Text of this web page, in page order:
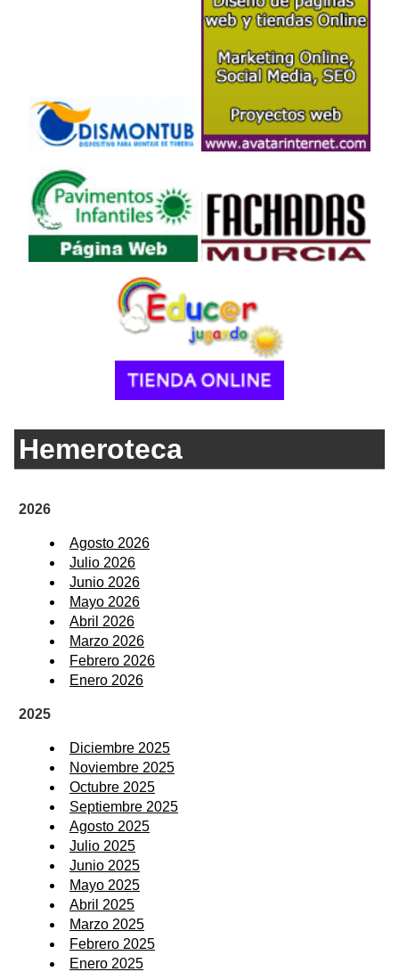
Hemeroteca
2026
Agosto 2026
Julio 2026
Junio 2026
Mayo 2026
Abril 2026
Marzo 2026
Febrero 2026
Enero 2026
2025
Diciembre 2025
Noviembre 2025
Octubre 2025
Septiembre 2025
Agosto 2025
Julio 2025
Junio 2025
Mayo 2025
Abril 2025
Marzo 2025
Febrero 2025
Enero 2025